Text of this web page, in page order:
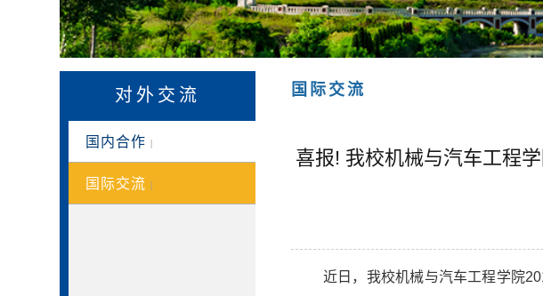
对外交流
国内合作 |
国际交流 |
国际交流
喜报! 我校机械与汽车工程
近日，我校机械与汽车工程学院